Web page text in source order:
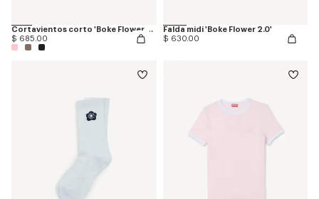
Cortavientos corto 'Boke Flower 2.0'
$ 685.00
Falda midi 'Boke Flower 2.0'
$ 630.00